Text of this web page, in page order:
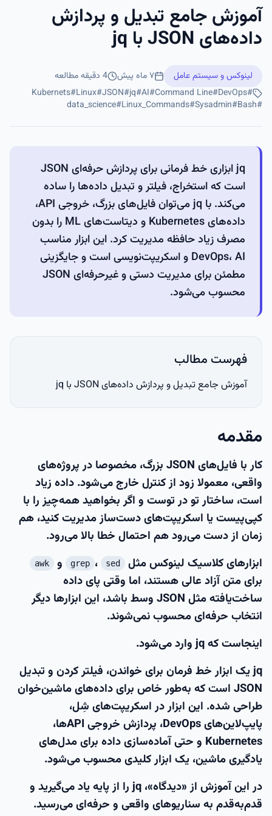
آموزش جامع تبدیل و پردازش
داده‌های JSON با jq
لینوکس و سیستم عامل ۷ ماه پیش 4 دقیقه مطالعه
#
DevOps
#
Command Line
#
AI
#
jq
#
JSON
#
Linux
#
Kubernets
#
Bash
#
Sysadmin
#
Linux_Commands
#
data_science
jq ابزاری خط فرمانی برای پردازش حرفه‌ای JSON
است که استخراج، فیلتر و تبدیل داده‌ها را ساده
می‌کند. با jq می‌توان فایل‌های بزرگ، خروجی API،
داده‌های Kubernetes و دیتاست‌های ML را بدون
مصرف زیاد حافظه مدیریت کرد. این ابزار مناسب
DevOps، AI و اسکریپت‌نویسی است و جایگزینی
مطمئن برای مدیریت دستی و غیرحرفه‌ای JSON
محسوب می‌شود.
فهرست مطالب
آموزش جامع تبدیل و پردازش داده‌های JSON با jq
مقدمه
کار با فایل‌های JSON بزرگ، مخصوصا در پروژه‌های
واقعی، معمولا زود از کنترل خارج می‌شود. داده زیاد
است، ساختار تو در توست و اگر بخواهید همه‌چیز را با
کپی‌پیست یا اسکریپت‌های دست‌ساز مدیریت کنید، هم
زمان از دست می‌رود هم احتمال خطا بالا می‌رود.
ابزارهای کلاسیک لینوکس مثل
grep ، sed و awk
برای متن آزاد عالی هستند، اما وقتی پایداده
ساخت‌یافته مثل JSON
وسط باشد، این ابزارها دیگر
انتخاب حرفه‌ای محسوب نمی‌شوند.
اینجاست کهjqوارد می‌شود.
jq یک ابزار خط فرمان برای
خواندن، فیلتر کردن و تبدیل
JSON است که به‌طور خاص برای داده‌های ماشین‌خوان
طراحی شده. این ابزار در اسکریپت‌های شِل،
پایپ‌لاین‌های DevOps، پردازش خروجی APIها،
Kubernetes و حتی آماده‌سازی داده برای مدل‌های
یادگیری ماشین، یک ابزار کلیدی محسوب می‌شود.
در این آموزش از «دیدگاه»، jq را از پایه یاد می‌گیرید و
قدم‌به‌قدم به سناریوهای واقعی و حرفه‌ای می‌رسید.